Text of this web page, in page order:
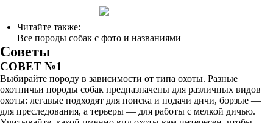
Читайте также:
Все породы собак с фото и названиями
Советы
СОВЕТ №1
Выбирайте породу в зависимости от типа охоты. Разные
охотничьи породы собак предназначены для различных видов
охоты: легавые подходят для поиска и подачи дичи, борзые —
для преследования, а терьеры — для работы с мелкой дичью.